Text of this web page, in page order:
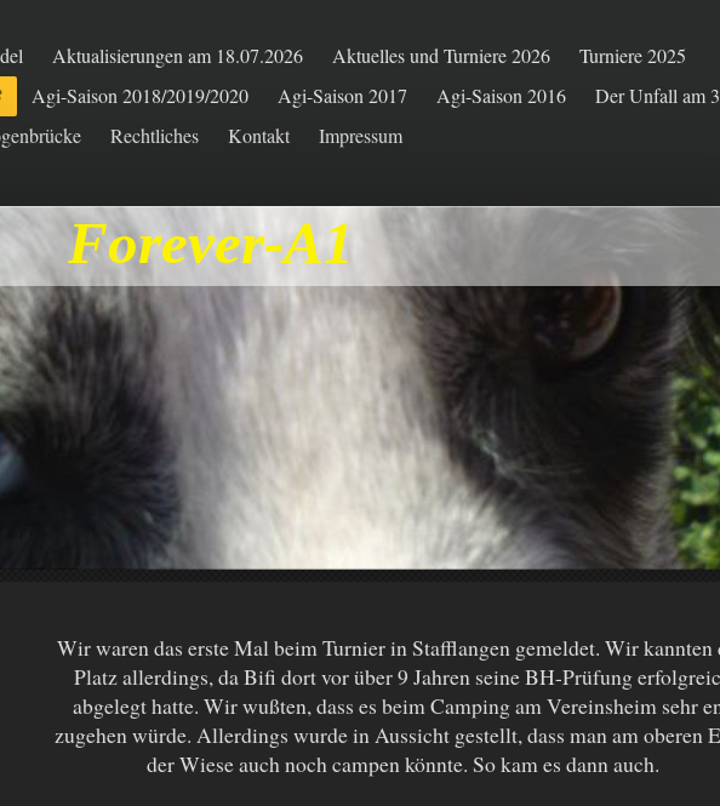
Aktualisierungen am 18.07.2026 Aktuelles und Turniere 2026
Turniere 2025
Agi-Saison 2018/2019/2020 Agi-Saison 2017 Agi-Saison 2016
Der Unfall am
Rechtliches Kontakt Impressum
Forever-A1
Wir waren das erste Mal beim Turnier in Stafflangen gemeldet. Wir kannten
Platz allerdings, da Bifi dort vor über 9 Jahren seine BH-Prüfung
abgelegt hatte. Wir wußten, dass es beim Camping am Vereinsheim sehr
zugehen würde. Allerdings wurde in Aussicht gestellt, dass man am oberen
der Wiese auch noch campen könnte. So kam es dann auch.